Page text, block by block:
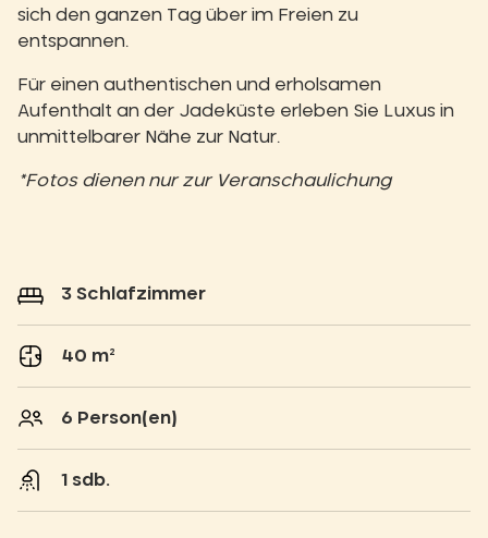
sich den ganzen Tag über im Freien zu
entspannen.
Für einen authentischen und erholsamen
Aufenthalt an der Jadeküste erleben Sie Luxus in
unmittelbarer Nähe zur Natur.
*Fotos dienen nur zur Veranschaulichung
3 Schlafzimmer
40 m²
6 Person(en)
1 sdb.